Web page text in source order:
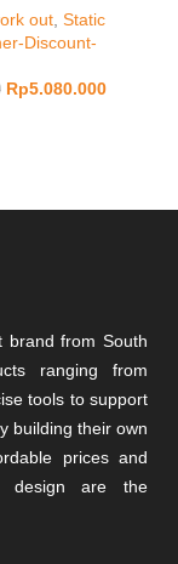
out, Static
Discount-
Rp5.080.000
brand from South
ranging from
tools to support
building their own
prices and
design are the